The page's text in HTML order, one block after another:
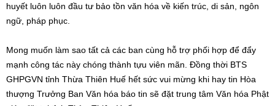
huyết luôn luôn đầu tư bảo tồn văn hóa về kiến trúc, di sản, ngôn
ngữ, pháp phục.
Mong muốn làm sao tất cả các ban cùng hỗ trợ phối hợp để đẩy
mạnh công tác này chóng thành tựu viên mãn. Đồng thời BTS
GHPGVN tỉnh Thừa Thiên Huế hết sức vui mừng khi hay tin Hòa
thượng Trưởng Ban Văn hóa báo tin sẽ đặt trung tâm Văn hóa Phật